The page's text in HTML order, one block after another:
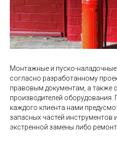
Монтажные и пуско-
согласно разработанному
правовым документам, а также
производителей
каждого клиента нами
запасных частей инструментов
экстренной замены либо